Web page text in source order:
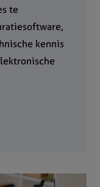
te
kennis